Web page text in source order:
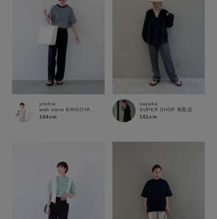
yoshie
web store BINGOYA
164cm
sayaka
SUPER SHOP 鳥取店
161cm